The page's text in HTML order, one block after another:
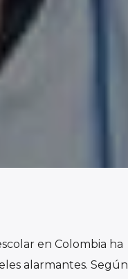
en Colombia ha
alarmantes. Según